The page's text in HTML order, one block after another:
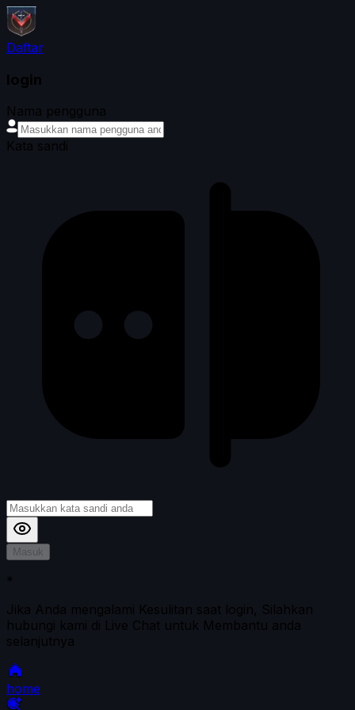
Daftar
login
Nama pengguna
Kata sandi
Masuk
*
Jika Anda mengalami Kesulitan saat login, Silahkan
hubungi kami di Live Chat untuk Membantu anda
selanjutnya
home